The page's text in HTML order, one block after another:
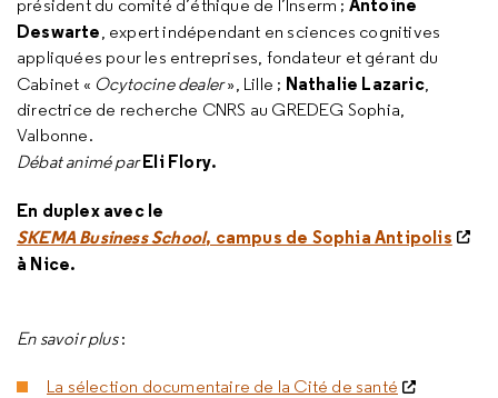
président du comité d’éthique de l’Inserm ; Antoine
Deswarte, expert indépendant en sciences cognitives
appliquées pour les entreprises, fondateur et gérant du
Cabinet « Ocytocine dealer», Lille ; Nathalie Lazaric,
directrice de recherche CNRS au GREDEG Sophia,
Valbonne.
Débat animé par Eli Flory.
En duplex avec le
SKEMA Business School, campus de Sophia Antipolis
à Nice.
En savoir plus:
La sélection documentaire de la Cité de santé